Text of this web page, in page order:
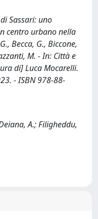
Sassari: uno
centro urbano nella
Becca, G., Biccone,
M. - In: Città e
di] Luca Mocarelli.
- ISBN 978-88-
A.; Filigheddu,